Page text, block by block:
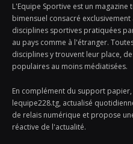
L'Equipe Sportive est un magazine
bimensuel consacré exclusivement
disciplines sportives pratiquées
au pays comme à l'étranger.
disciplines y trouvent leur place,
populaires au moins médiatisées.
En complément du support papier,
lequipe228.tg, actualisé
de relais numérique et propose
réactive de l'actualité.